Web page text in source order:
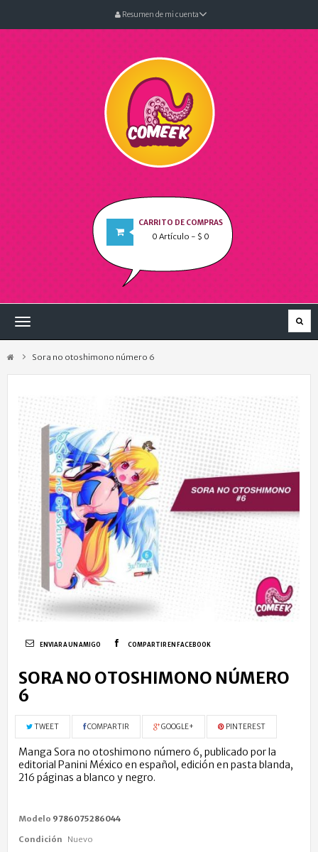
Resumen de mi cuenta
CARRITO DE COMPRAS
0 Artículo - $ 0
Navegación
Sora no otoshimono número 6
ENVIAR A UN AMIGO COMPARTIR EN FACEBOOK
SORA NO OTOSHIMONO NÚMERO
6
TWEET COMPARTIR GOOGLE+ PINTEREST
Manga Sora no otoshimono número 6, publicado por la
editorial Panini México en español, edición en pasta blanda,
216 páginas a blanco y negro.
Modelo 9786075286044
Condición Nuevo